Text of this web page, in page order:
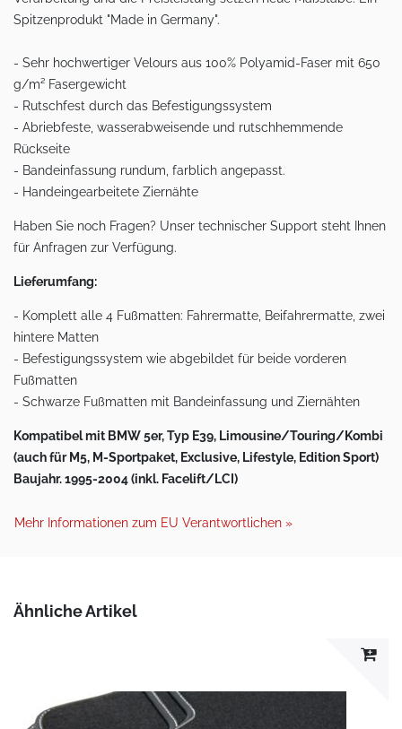
Spitzenprodukt "Made in Germany".
- Sehr hochwertiger Velours aus 100% Polyamid-Faser mit 650
g/m² Fasergewicht
- Rutschfest durch das Befestigungssystem
- Abriebfeste, wasserabweisende und rutschhemmende
Rückseite
- Bandeinfassung rundum, farblich angepasst.
- Handeingearbeitete Ziernähte
Haben Sie noch Fragen? Unser technischer Support steht Ihnen
für Anfragen zur Verfügung.
Lieferumfang:
- Komplett alle 4 Fußmatten: Fahrermatte, Beifahrermatte, zwei
hintere Matten
- Befestigungssystem wie abgebildet für beide vorderen
Fußmatten
- Schwarze Fußmatten mit Bandeinfassung und Ziernähten
Kompatibel mit BMW 5er, Typ E39, Limousine/Touring/Kombi
(auch für M5, M-Sportpaket, Exclusive, Lifestyle, Edition Sport)
Baujahr. 1995-2004 (inkl. Facelift/LCI)
Mehr Informationen zum EU Verantwortlichen »
Ähnliche Artikel